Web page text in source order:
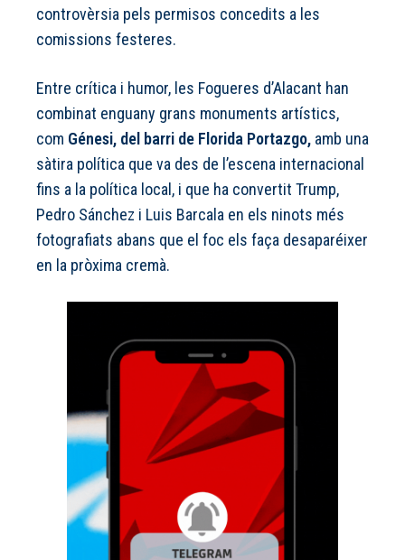
controvèrsia pels permisos concedits a les
comissions festeres.
Entre crítica i humor, les Fogueres d’Alacant han
combinat enguany grans monuments artístics,
com Génesi, del barri de Florida Portazgo, amb una
sàtira política que va des de l’escena internacional
fins a la política local, i que ha convertit Trump,
Pedro Sánchez i Luis Barcala en els ninots més
fotografiats abans que el foc els faça desaparéixer
en la pròxima cremà.